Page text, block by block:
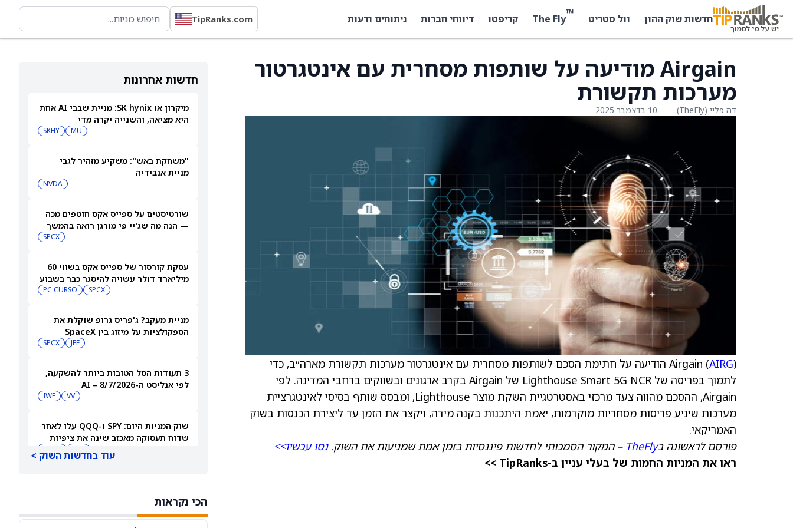
חדשות שוק ההון וול סטריט ™
The Fly קריפטו דיווחי חברות ניתוחים ודעות TipRanks.com
חדשות אחרונות
מיקרון או SK hynix: מניית שבבי AI אחת
היא מציאה, והשנייה יקרה מדי
MU
SKHY
"משחקת באש": משקיע מזהיר לגבי
מניית אנבידיה
NVDA
שורטיסטים על ספייס אקס חוטפים מכה
— הנה מה שג'יי פי מורגן רואה בהמשך
SPCX
עסקת קורסור של ספייס אקס בשווי 60
מיליארד דולר עשויה להיסגר כבר בשבוע
SPCX
PC:CURSO
מניית מעקב? ג'פריס גרופ שוקלת את
הספקולציות על מיזוג בין SpaceX
JEF
SPCX
3 תעודות הסל הטובות ביותר להשקעה,
לפי אנליסט ה-AI – 8/7/2026
VV
IWF
שוק המניות היום: SPY ו-QQQ עלו לאחר
שדוח תעסוקה מאכזב שינה את ציפיות
עוד בחדשות השוק >
הכי נקראות
Airgain מודיעה על שותפות מסחרית עם אינטגרטור
מערכות תקשורת
דה פליי (TheFly) 10 בדצמבר 2025
Airgain (AIRG
) הודיעה על חתימת הסכם לשותפות מסחרית עם אינטגרטור מערכות תקשורת מארה״ב, כדי
לתמוך בפריסה של Lighthouse Smart 5G NCR של Airgain בקרב ארגונים ובשווקים ברחבי המדינה. לפי
Airgain, ההסכם מהווה צעד מרכזי באסטרטגיית השקת מוצר Lighthouse, ומבסס שותף בסיסי לאינטגרציית
מערכות שיניע פריסות מסחריות מוקדמות, יאמת היתכנות בקנה מידה, ויקצר את הזמן עד ליצירת הכנסות בשוק
האמריקאי.
פורסם לראשונה בTheFly – המקור הסמכותי לחדשות פיננסיות בזמן אמת שמניעות את השוק.נסו עכשיו>>
ראו את המניות החמות של בעלי עניין ב-TipRanks >>